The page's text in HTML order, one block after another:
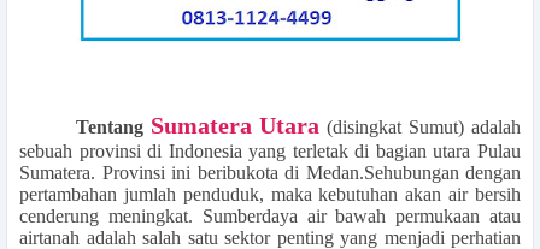
Tentang Sumatera Utara (disingkat Sumut) adalah
sebuah provinsi di Indonesia yang terletak di bagian utara Pulau
Sumatera. Provinsi ini beribukota di Medan.Sehubungan dengan
pertambahan jumlah penduduk, maka kebutuhan akan air bersih
cenderung meningkat. Sumberdaya air bawah permukaan atau
airtanah adalah salah satu sektor penting yang menjadi perhatian